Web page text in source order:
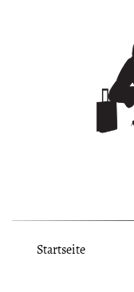
Startseite